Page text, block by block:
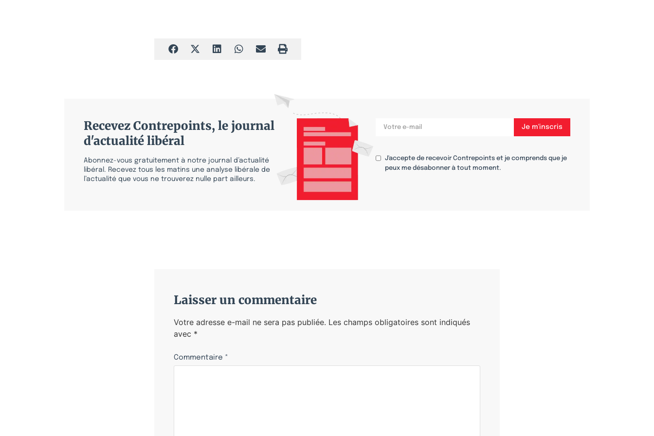
Recevez Contrepoints, le journal
d'actualité libéral
Abonnez-vous gratuitement à notre journal d’actualité
libéral. Recevez tous les matins une analyse libérale de
l’actualité que vous ne trouverez nulle part ailleurs.
J'accepte de recevoir Contrepoints et je comprends que je
peux me désabonner à tout moment.
Laisser un commentaire
Votre adresse e-mail ne sera pas publiée. Les champs obligatoires sont indiqués
avec *
Commentaire *